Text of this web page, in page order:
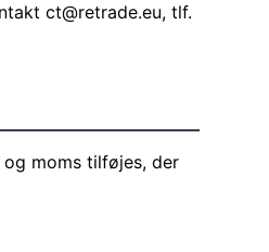
ct@retrade.eu, tlf.
moms tilføjes, der